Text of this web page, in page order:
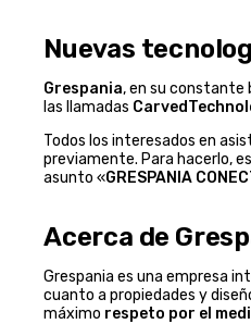
Nuevas
Grespania, en su constante
las llamadas
Todos los interesados en
previamente. Para hacerlo,
asunto «GRESPANIA
Acerca de
Grespania es una empresa
cuanto a propiedades y
máximo respeto por el